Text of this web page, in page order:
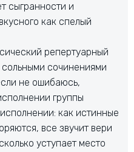
сыгранности и
как спелый
репертуарный
сочинениями
не ошибаюсь,
группы
как истинные
все звучит вери
уступает место